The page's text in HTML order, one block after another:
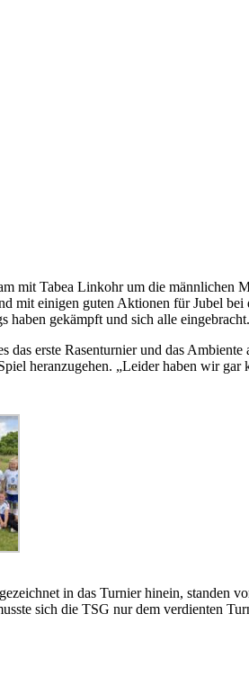
mit Tabea Linkohr um die männlichen
einigen guten Aktionen für Jubel bei
haben gekämpft und sich alle
erste Rasenturnier und das
heranzugehen. „Leider haben wir gar
in das Turnier hinein, standen
sich die TSG nur dem verdienten